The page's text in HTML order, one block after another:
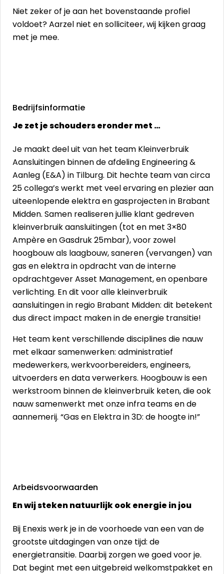
Niet zeker of je aan het bovenstaande profiel
voldoet? Aarzel niet en solliciteer, wij kijken graag
met je mee.
Bedrijfsinformatie
Je zet je schouders eronder met …
Je maakt deel uit van het team Kleinverbruik
Aansluitingen binnen de afdeling Engineering &
Aanleg (E&A) in Tilburg. Dit hechte team van circa
25 collega’s werkt met veel ervaring en plezier aan
uiteenlopende elektra en gasprojecten in Brabant
Midden. Samen realiseren jullie klant gedreven
kleinverbruik aansluitingen (tot en met 3×80
Ampère en Gasdruk 25mbar), voor zowel
hoogbouw als laagbouw, saneren (vervangen) van
gas en elektra in opdracht van de interne
opdrachtgever Asset Management, en openbare
verlichting. En dit voor alle kleinverbruik
aansluitingen in regio Brabant Midden: dit betekent
dus direct impact maken in de energie transitie!
Het team kent verschillende disciplines die nauw
met elkaar samenwerken: administratief
medewerkers, werkvoorbereiders, engineers,
uitvoerders en data verwerkers. Hoogbouw is een
werkstroom binnen de kleinverbruik keten, die ook
nauw samenwerkt met onze infra teams en de
aannemerij. “Gas en Elektra in 3D: de hoogte in!”
Arbeidsvoorwaarden
En wij steken natuurlijk ook energie in jou
Bij Enexis werk je in de voorhoede van een van de
grootste uitdagingen van onze tijd: de
energietransitie. Daarbij zorgen we goed voor je.
Dat begint met een uitgebreid welkomstpakket en